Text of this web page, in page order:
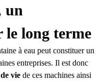
un
le long terme
à eau peut constituer un
entreprises. Il est donc
vie de ces machines ainsi